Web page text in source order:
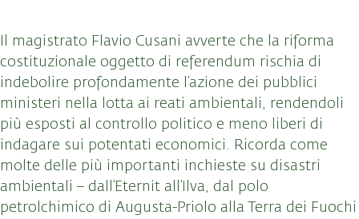
Il magistrato Flavio Cusani avverte che la riforma
costituzionale oggetto di referendum rischia di
indebolire profondamente l’azione dei pubblici
ministeri nella lotta ai reati ambientali, rendendoli
più esposti al controllo politico e meno liberi di
indagare sui potentati economici. Ricorda come
molte delle più importanti inchieste su disastri
ambientali – dall’Eternit all’Ilva, dal polo
petrolchimico di Augusta-Priolo alla Terra dei Fuochi